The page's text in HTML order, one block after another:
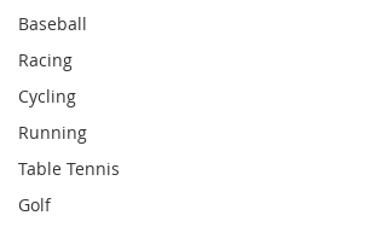
Baseball
Racing
Cycling
Running
Table Tennis
Golf